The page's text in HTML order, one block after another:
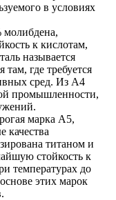
в условиях
молибдена,
к кислотам,
называется
где требуется
сред. Из А4
промышленности,
марка А5,
качества
титаном и
стойкость к
температурах до
этих марок